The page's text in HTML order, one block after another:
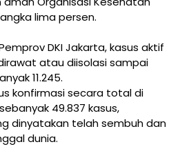
lima persen.
DKI Jakarta, kasus aktif
atau diisolasi sampai
11.245.
konfirmasi secara total di
49.837 kasus,
dinyatakan telah sembuh dan
dunia.